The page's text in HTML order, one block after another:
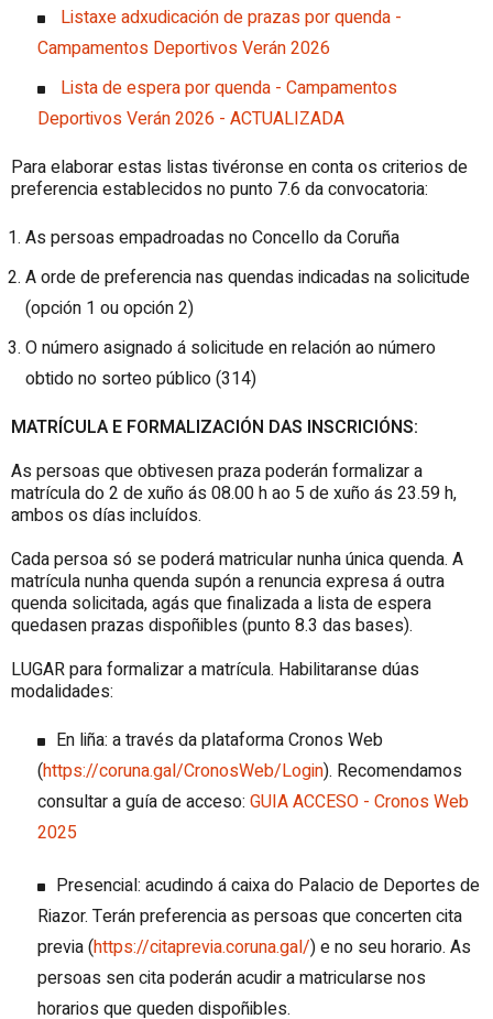
Listaxe adxudicación de prazas por quenda -
Campamentos Deportivos Verán 2026
Lista de espera por quenda - Campamentos
Deportivos Verán 2026 - ACTUALIZADA
Para elaborar estas listas tivéronse en conta os criterios de
preferencia establecidos no punto 7.6 da convocatoria:
As persoas empadroadas no Concello da Coruña
A orde de preferencia nas quendas indicadas na solicitude
(opción 1 ou opción 2)
O número asignado á solicitude en relación ao número
obtido no sorteo público (314)
MATRÍCULA E FORMALIZACIÓN DAS INSCRICIÓNS:
As persoas que obtivesen praza poderán formalizar a
matrícula do 2 de xuño ás 08.00 h ao 5 de xuño ás 23.59 h,
ambos os días incluídos.
Cada persoa só se poderá matricular nunha única quenda. A
matrícula nunha quenda supón a renuncia expresa á outra
quenda solicitada, agás que finalizada a lista de espera
quedasen prazas dispoñibles (punto 8.3 das bases).
LUGAR para formalizar a matrícula. Habilitaranse dúas
modalidades:
En liña: a través da plataforma Cronos Web
(https://coruna.gal/CronosWeb/Login). Recomendamos
consultar a guía de acceso: GUIA ACCESO - Cronos Web
2025
Presencial: acudindo á caixa do Palacio de Deportes de
Riazor. Terán preferencia as persoas que concerten cita
previa (https://citaprevia.coruna.gal/) e no seu horario. As
persoas sen cita poderán acudir a matricularse nos
horarios que queden dispoñibles.